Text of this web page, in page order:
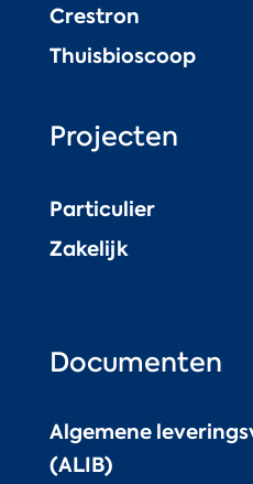
Crestron
Thuisbioscoop
Projecten
Particulier
Zakelijk
Documenten
Algemene
(ALIB)